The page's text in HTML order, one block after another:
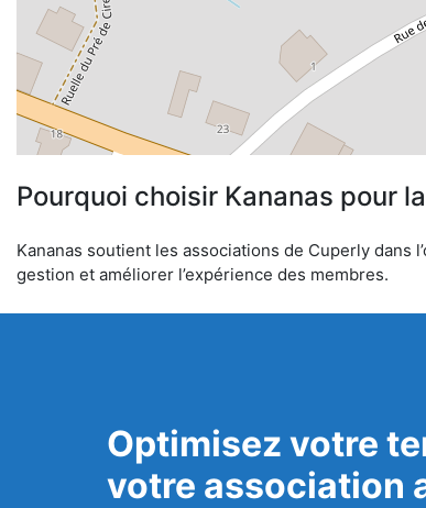
Pourquoi choisir Kananas pour
Kananas soutient les associations de Cuperly
gestion et améliorer l’expérience des membres.
Optimisez votre
votre association